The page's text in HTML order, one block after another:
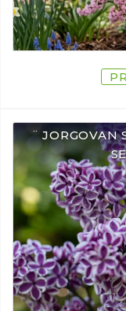
¨ JORGOVAN